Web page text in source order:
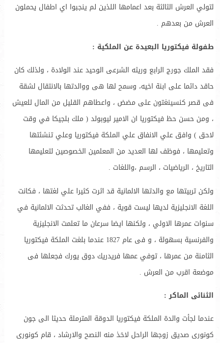
لتولي العرش الثالثة بعد اعمامها اللذين لم ينجبوا اي اطفال يحملون
العرش من بعدهم .
طفولة فيكتوريا البعيدة عن الملكية :
فقد الملك جورج الرابع وريثه الشرعى الوحيد عند الولادة ، ولذلك كان
حاقد دائما على ابنة اخيه، وسمح لها هى ووالدتها بالانتقال لشقة
فى قصر كنسينغتون على مضض ، واعطاهم القليل من المال للعيش
، ومن حسن حظ فيكتوريا ان الامير ليوبولد ( ملك بلجيكا في وقت
لاحق ) وافق علي الانفاق علي الملكة فيكتوريا وعلي تنشئتها
وتعليمها ، فوظف لها العديد من المعلمين الخصوصين لتعليمها
التاريخ ، الرياضيات ، الرسم ،واللغات .
ولكن تربيتها مع والدتها الالمانية قد اثرت كثيرا علي لغتها ، فكانت
اللغة الانجليزية لديها ليست قوية ، ففي الغالب تحدثت الالمانية في
سنوات عمرها الاولي ، ولكنها ايضا سرعان ما تعلمت الانجليزية
والفرنسية بسهولة ، و فى عام 1827 عندما بلغت الملكة فيكتوريا
الثامنة من عمرها ، توفي عمها فريدريك دوق يورك فجعلها فى
موضعة اقرب من العرش .
الثنائى الماكر :
عندما لجأت والدة الملكة فيكتوريا الدوقة المترملة حديثا الى جون
كونورى صديق زوجها الراحل لاخذ منه النصح والارشاد ، قام كونورى